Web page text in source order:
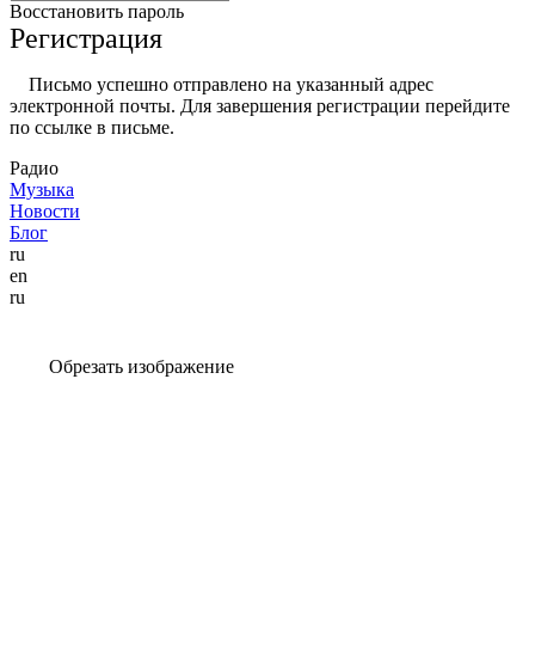
Восстановить пароль
Регистрация
Письмо успешно отправлено на указанный адрес
электронной почты. Для завершения регистрации перейдите
по ссылке в письме.
Радио
Музыка
Новости
Блог
ru
en
ru
Обрезать изображение